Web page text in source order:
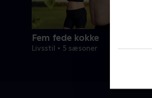
Fem fede kokke
Livsstil • 5 sæsoner